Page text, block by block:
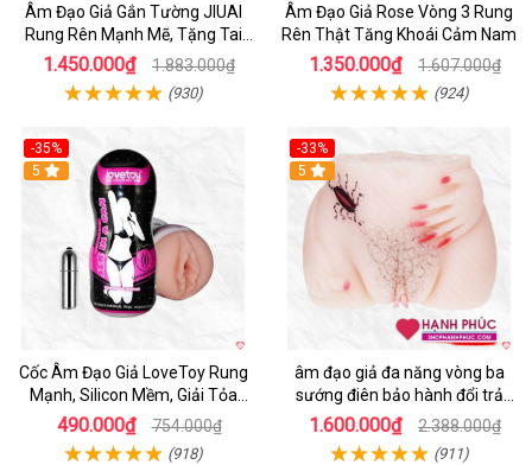
Âm Đạo Giả Gắn Tường JIUAI
Rung Rên Mạnh Mẽ, Tặng Tai
Nghe
1.450.000₫ 1.883.000₫
(930)
Âm Đạo Giả Rose Vòng 3 Rung
Rên Thật Tăng Khoái Cảm Nam
1.350.000₫ 1.607.000₫
(924)
-35%
5
Cốc Âm Đạo Giả LoveToy Rung
Mạnh, Silicon Mềm, Giải Tỏa
Sinh Lý
490.000₫ 754.000₫
(918)
-33%
5
âm đạo giả đa năng vòng ba
sướng điên bảo hành đổi trả
nhanh
1.600.000₫ 2.388.000₫
(911)